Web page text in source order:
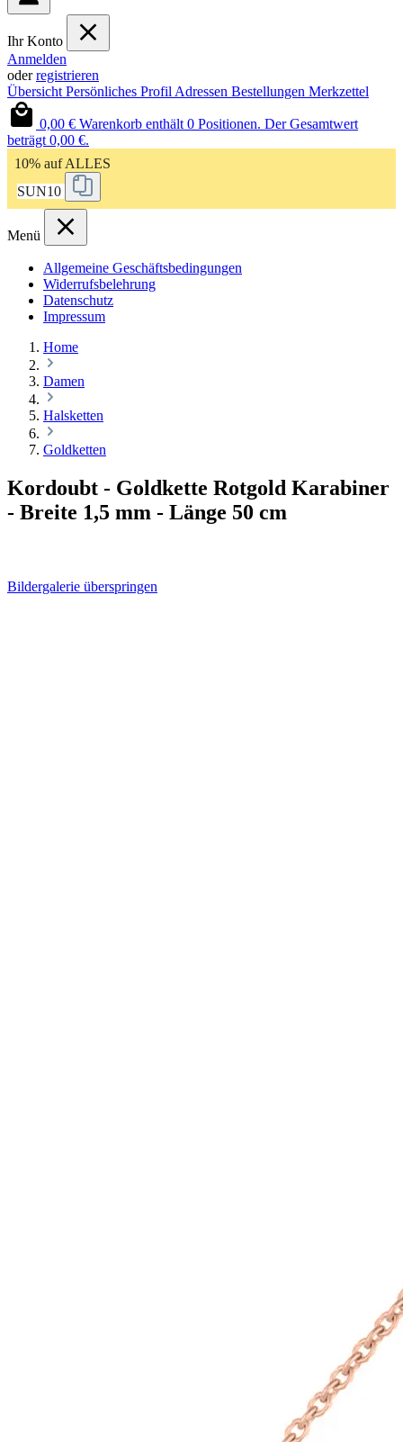
Ihr Konto
Anmelden
oderregistrieren
Übersicht Persönliches Profil Adressen Bestellungen Merkzettel
0,00 € Warenkorb enthält 0 Positionen. Der Gesamtwert
beträgt 0,00 €.
10% auf ALLES
SUN10
Menü
Allgemeine Geschäftsbedingungen
Widerrufsbelehrung
Datenschutz
Impressum
Home
Damen
Halsketten
Goldketten
Kordoubt - Goldkette Rotgold Karabiner
- Breite 1,5 mm - Länge 50 cm
Bildergalerie überspringen